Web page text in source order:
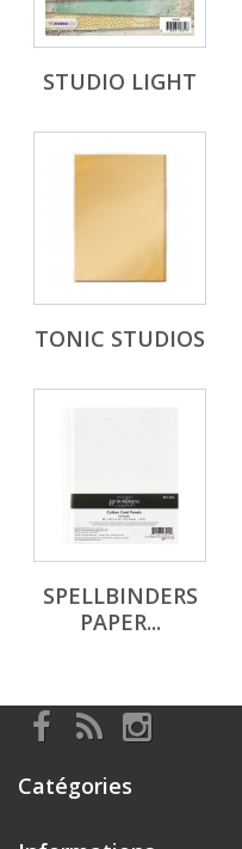
STUDIO LIGHT
TONIC STUDIOS
SPELLBINDERS
PAPER...
Catégories